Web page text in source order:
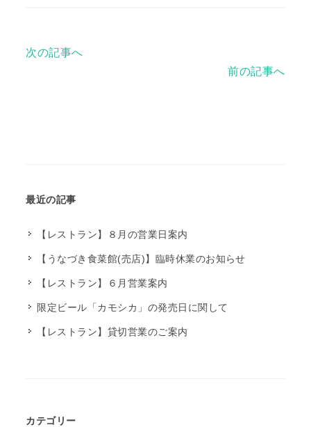
次の記事へ
前の記事へ
最近の記事
【レストラン】８月の営業日案内
【うなづき食菜館(売店)】臨時休業のお知らせ
【レストラン】６月営業案内
限定ビール「カモシカ」の発売日に関して
【レストラン】貸切営業のご案内
カテゴリー